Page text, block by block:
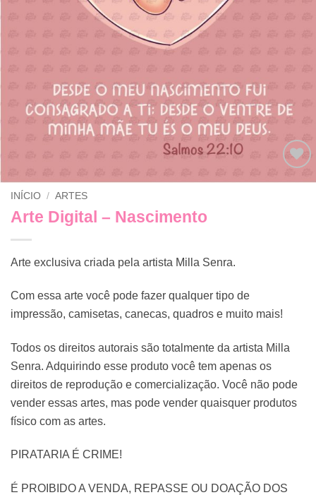
Adicionar
INÍCIO / ARTES
Arte Digital – Nascimento
Arte exclusiva criada pela artista Milla Senra.
Com essa arte você pode fazer qualquer tipo de
impressão, camisetas, canecas, quadros e muito mais!
Todos os direitos autorais são totalmente da artista Milla
Senra. Adquirindo esse produto você tem apenas os
direitos de reprodução e comercialização. Você não pode
vender essas artes, mas pode vender quaisquer produtos
físico com as artes.
PIRATARIA É CRIME!
É PROIBIDO A VENDA, REPASSE OU DOAÇÃO DOS